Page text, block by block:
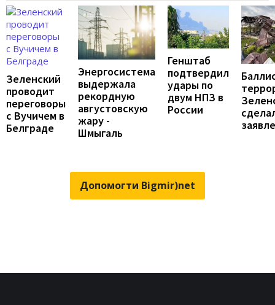
Зеленский
проводит
переговоры
с Вучичем в
Белграде
Энергосистема
выдержала
рекордную
августовскую
жару -
Шмыгаль
Генштаб
подтвердил
удары по
двум НПЗ в
России
Допомогти Bigmir)net